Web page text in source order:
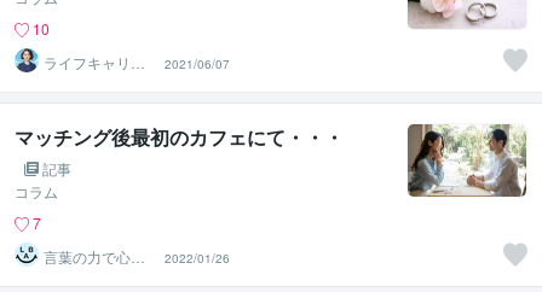
10
ライフキャリア
相談室｜NIIDA
2021/06/07
マッチング後最初のカフェにて・・・
記事
コラム
7
言葉の力で心も
変える★ピギオ
リ
2022/01/26